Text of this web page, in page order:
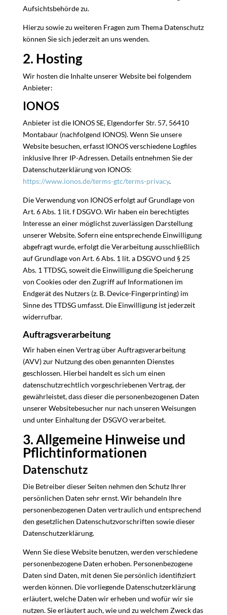
Aufsichtsbehörde zu.
Hierzu sowie zu weiteren Fragen zum Thema Datenschutz
können Sie sich jederzeit an uns wenden.
2. Hosting
Wir hosten die Inhalte unserer Website bei folgendem
Anbieter:
IONOS
Anbieter ist die IONOS SE, Elgendorfer Str. 57, 56410
Montabaur (nachfolgend IONOS). Wenn Sie unsere
Website besuchen, erfasst IONOS verschiedene Logfiles
inklusive Ihrer IP-Adressen. Details entnehmen Sie der
Datenschutzerklärung von IONOS:
https://www.ionos.de/terms-gtc/terms-privacy.
Die Verwendung von IONOS erfolgt auf Grundlage von
Art. 6 Abs. 1 lit. f DSGVO. Wir haben ein berechtigtes
Interesse an einer möglichst zuverlässigen Darstellung
unserer Website. Sofern eine entsprechende Einwilligung
abgefragt wurde, erfolgt die Verarbeitung ausschließlich
auf Grundlage von Art. 6 Abs. 1 lit. a DSGVO und § 25
Abs. 1 TTDSG, soweit die Einwilligung die Speicherung
von Cookies oder den Zugriff auf Informationen im
Endgerät des Nutzers (z. B. Device-Fingerprinting) im
Sinne des TTDSG umfasst. Die Einwilligung ist jederzeit
widerrufbar.
Auftragsverarbeitung
Wir haben einen Vertrag über Auftragsverarbeitung
(AVV) zur Nutzung des oben genannten Dienstes
geschlossen. Hierbei handelt es sich um einen
datenschutzrechtlich vorgeschriebenen Vertrag, der
gewährleistet, dass dieser die personenbezogenen Daten
unserer Websitebesucher nur nach unseren Weisungen
und unter Einhaltung der DSGVO verarbeitet.
3. Allgemeine Hinweise und
Pflicht­informationen
Datenschutz
Die Betreiber dieser Seiten nehmen den Schutz Ihrer
persönlichen Daten sehr ernst. Wir behandeln Ihre
personenbezogenen Daten vertraulich und entsprechend
den gesetzlichen Datenschutzvorschriften sowie dieser
Datenschutzerklärung.
Wenn Sie diese Website benutzen, werden verschiedene
personenbezogene Daten erhoben. Personenbezogene
Daten sind Daten, mit denen Sie persönlich identifiziert
werden können. Die vorliegende Datenschutzerklärung
erläutert, welche Daten wir erheben und wofür wir sie
nutzen. Sie erläutert auch, wie und zu welchem Zweck das